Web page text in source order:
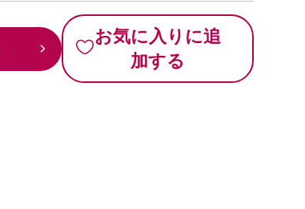
お気に入りに追
加する